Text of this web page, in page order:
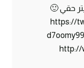
حقي 🙂
https://
http://